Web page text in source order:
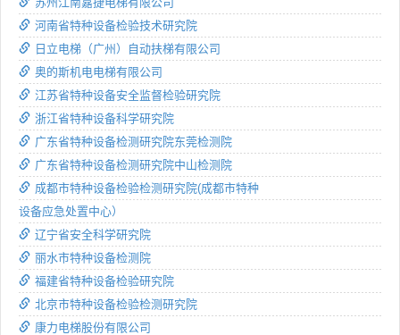
河南省特种设备检验技术研究院
日立电梯（广州）自动扶梯有限公司
奥的斯机电电梯有限公司
江苏省特种设备安全监督检验研究院
浙江省特种设备科学研究院
广东省特种设备检测研究院东莞检测院
广东省特种设备检测研究院中山检测院
成都市特种设备检验检测研究院(成都市特种
设备应急处置中心）
辽宁省安全科学研究院
丽水市特种设备检测院
福建省特种设备检验研究院
北京市特种设备检验检测研究院
康力电梯股份有限公司